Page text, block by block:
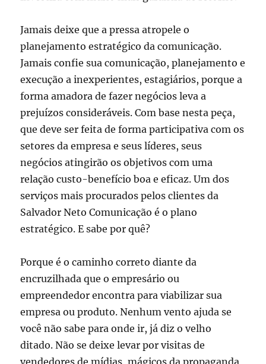
Jamais deixe que a pressa atropele o
planejamento estratégico da comunicação.
Jamais confie sua comunicação, planejamento e
execução a inexperientes, estagiários, porque a
forma amadora de fazer negócios leva a
prejuízos consideráveis. Com base nesta peça,
que deve ser feita de forma participativa com os
setores da empresa e seus líderes, seus
negócios atingirão os objetivos com uma
relação custo-benefício boa e eficaz. Um dos
serviços mais procurados pelos clientes da
Salvador Neto Comunicação é o plano
estratégico. E sabe por quê?
Porque é o caminho correto diante da
encruzilhada que o empresário ou
empreendedor encontra para viabilizar sua
empresa ou produto. Nenhum vento ajuda se
você não sabe para onde ir, já diz o velho
ditado. Não se deixe levar por visitas de